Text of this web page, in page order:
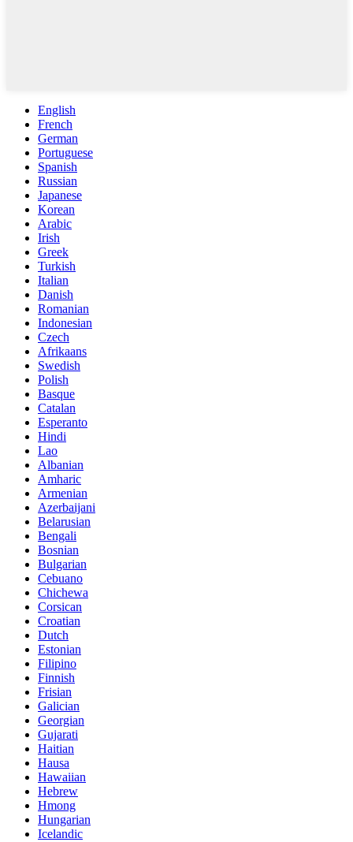
English
French
German
Portuguese
Spanish
Russian
Japanese
Korean
Arabic
Irish
Greek
Turkish
Italian
Danish
Romanian
Indonesian
Czech
Afrikaans
Swedish
Polish
Basque
Catalan
Esperanto
Hindi
Lao
Albanian
Amharic
Armenian
Azerbaijani
Belarusian
Bengali
Bosnian
Bulgarian
Cebuano
Chichewa
Corsican
Croatian
Dutch
Estonian
Filipino
Finnish
Frisian
Galician
Georgian
Gujarati
Haitian
Hausa
Hawaiian
Hebrew
Hmong
Hungarian
Icelandic